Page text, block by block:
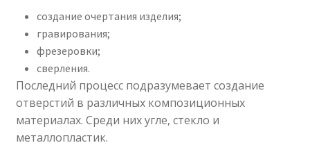
создание очертания изделия;
гравирования;
фрезеровки;
сверления.
Последний процесс подразумевает создание
отверстий в различных композиционных
материалах. Среди них угле, стекло и
металлопластик.